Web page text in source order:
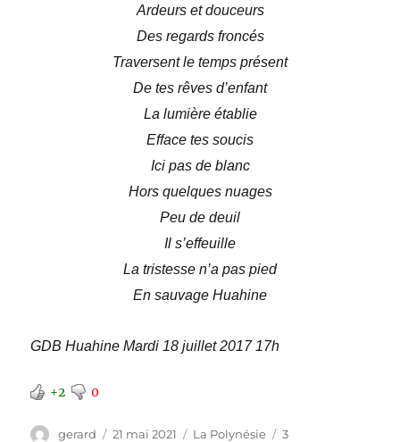
Ardeurs et douceurs
Des regards froncés
Traversent le temps présent
De tes rêves d’enfant
La lumière établie
Efface tes soucis
Ici pas de blanc
Hors quelques nuages
Peu de deuil
Il s’effeuille
La tristesse n’a pas pied
En sauvage Huahine
GDB Huahine Mardi 18 juillet 2017 17h
+2 0
Auteur
gerard
Publié
21 mai 2021 Catégories
La Polynésie
3